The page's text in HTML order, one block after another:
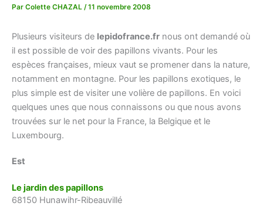
Par Colette CHAZAL /11 novembre 2008
Plusieurs visiteurs de lepidofrance.fr nous ont demandé où
il est possible de voir des papillons vivants. Pour les
espèces françaises, mieux vaut se promener dans la nature,
notamment en montagne. Pour les papillons exotiques, le
plus simple est de visiter une volière de papillons. En voici
quelques unes que nous connaissons ou que nous avons
trouvées sur le net pour la France, la Belgique et le
Luxembourg.
Est
Le jardin des papillons
68150 Hunawihr-Ribeauvillé